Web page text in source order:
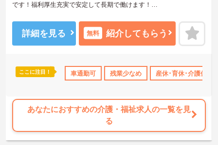
格OK 産休･育休･介護休暇取得実績あり 交通費支給
です！福利厚生充実で安定して長期で働けます！
すのでお気軽にご相談ください。
詳細を見る 無料 紹介してもらう
ここに注目！ 車通勤可 残業少なめ 産休･育休･介護休暇
あなたにおすすめの介護・福祉求人の一覧を見
る